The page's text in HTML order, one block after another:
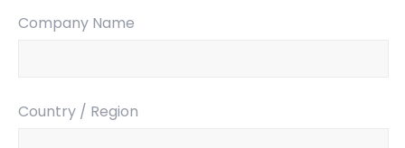
Company Name
Country / Region